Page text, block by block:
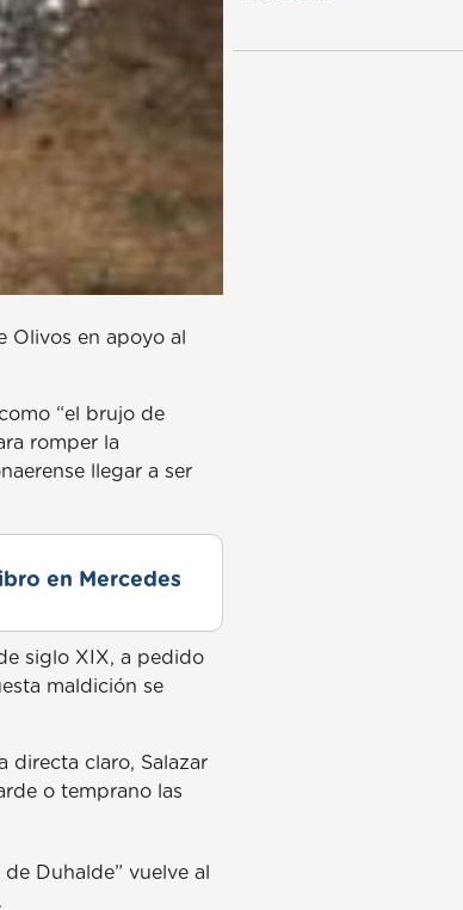
Olivos en apoyo al
“el brujo de
romper la
llegar a ser
en Mercedes
siglo XIX, a pedido
maldición se
directa claro, Salazar
o temprano las
Duhalde” vuelve al